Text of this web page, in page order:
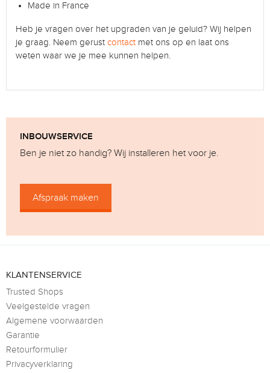
Made in France
Heb je vragen over het upgraden van je geluid? Wij helpen
je graag. Neem gerust contact met ons op en laat ons
weten waar we je mee kunnen helpen.
INBOUWSERVICE
Ben je niet zo handig? Wij installeren het voor je.
Afspraak maken
KLANTENSERVICE
Trusted Shops
Veelgestelde vragen
Algemene voorwaarden
Garantie
Retourformulier
Privacyverklaring